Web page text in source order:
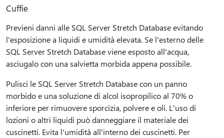
Cuffie
Previeni danni alle SQL Server Stretch Database evitando
l'esposizione a liquidi e umidità elevata. Se l'esterno delle
SQL Server Stretch Database viene esposto all'acqua,
asciugalo con una salvietta morbida appena possibile.
Pulisci le SQL Server Stretch Database con un panno
morbido e una soluzione di alcol isopropilico al 70% o
inferiore per rimuovere sporcizia, polvere e oli. L'uso di
lozioni o altri liquidi può danneggiare il materiale dei
cuscinetti. Evita l'umidità all'interno dei cuscinetti. Per